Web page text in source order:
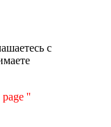
с
''